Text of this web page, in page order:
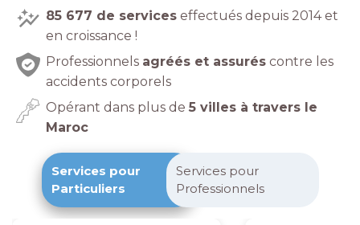
85 677 de services effectués depuis 2014 et
en croissance !
Professionnels agréés et assurés contre les
accidents corporels
Opérant dans plus de 5 villes à travers le
Maroc
Services pour
Particuliers
Services pour
Professionnels